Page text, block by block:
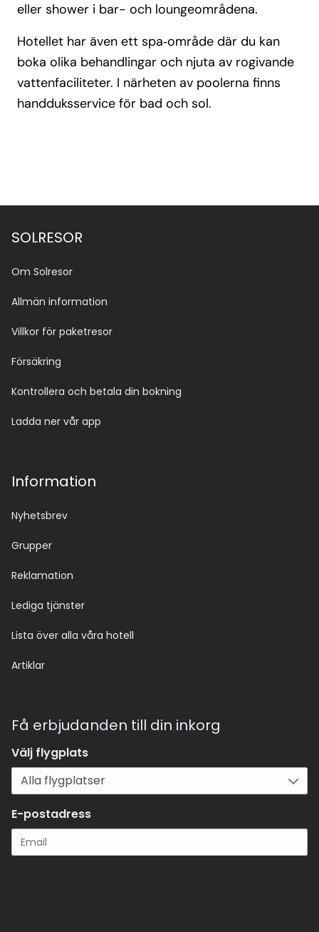
eller shower i bar- och loungeområdena.
Hotellet har även ett spa‑område där du kan
boka olika behandlingar och njuta av rogivande
vattenfaciliteter. I närheten av poolerna finns
handduksservice för bad och sol.
SOLRESOR
Om Solresor
Allmän information
Villkor för paketresor
Försäkring
Kontrollera och betala din bokning
Ladda ner vår app
Information
Nyhetsbrev
Grupper
Reklamation
Lediga tjänster
Lista över alla våra hotell
Artiklar
Få erbjudanden till din inkorg
Välj flygplats
E-postadress